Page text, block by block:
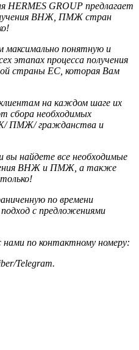
HERMES GROUP предлагает
ВНЖ, ПМЖ стран
понятную и
этапах процесса получения
страны ЕС, которая Вам
на каждом шаге их
сбора необходимых
ПМЖ/ гражданства и
найдете все необходимые
ВНЖ и ПМЖ, а также
по времени
с предложениями
по контактному номеру:
Telegram.